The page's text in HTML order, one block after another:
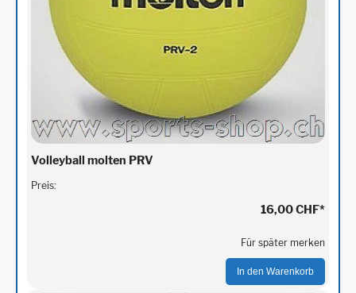
Volleyball molten PRV
Preis:
16,00 CHF*
Für später merken
In den Warenkorb